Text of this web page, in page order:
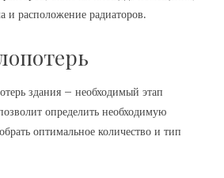
и расположение радиаторов.
здания – необходимый этап
определить необходимую
оптимальное количество и тип